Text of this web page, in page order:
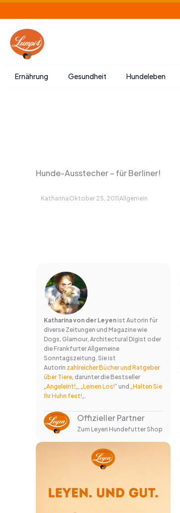
Zum
Inhalt
springen
Ernährung Gesundheit Hundeleben
Hunde-Ausstecher – für Berliner!
Katharina Oktober 25, 2011Allgemein
Katharina von der Leyen ist Autorin für
diverse Zeitungen und Magazine wie
Dogs, Glamour, Architectural Digist oder
die Frankfurter Allgemeine
Sonntagszeitung. Sie ist
Autorin zahlreicher Bücher und Ratgeber
über Tiere , darunter die Bestseller
Angeleint! Leinen Los!“ und „ Halten Sie
Ihr Huhn fest!
Offizieller Partner
Zum Leyen Hundefutter Shop